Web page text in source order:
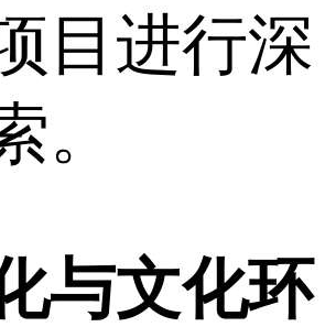
目进行深
。
与文化环